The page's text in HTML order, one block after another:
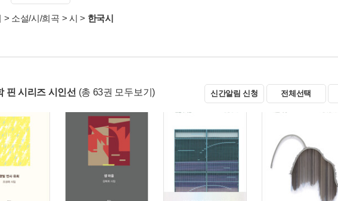
> 소설/시/희곡 > 시 > 한국시
핀 시리즈 시인선 (총 63권 모두보기) 신간알림 신청 전체선택